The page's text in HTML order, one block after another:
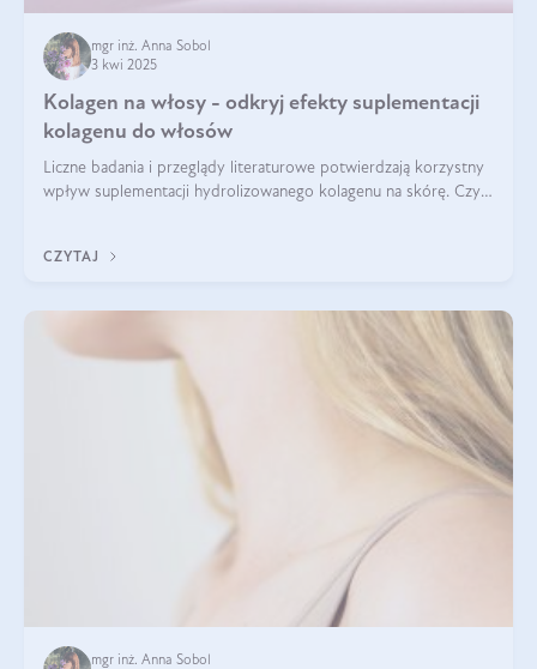
mgr inż. Anna Sobol
3 kwi 2025
Kolagen na włosy - odkryj efekty suplementacji
kolagenu do włosów
Liczne badania i przeglądy literaturowe potwierdzają korzystny
wpływ suplementacji hydrolizowanego kolagenu na skórę. Czy
CZYTAJ
mgr inż. Anna Sobol